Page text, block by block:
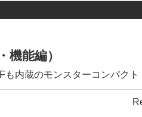
機能編）
内蔵のモンスターコンパクト